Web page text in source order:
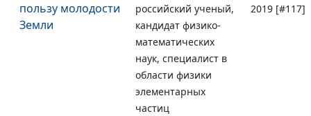
пользу молодости
Земли
российский ученый,
кандидат физико-
математических
наук, специалист в
области физики
элементарных
частиц
2019 [#117]